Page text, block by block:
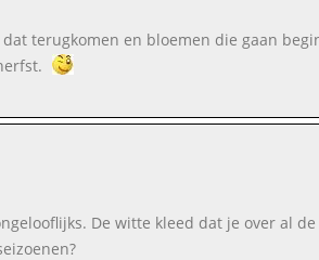
terugkomen en bloemen die gaan
De witte kleed dat je over al